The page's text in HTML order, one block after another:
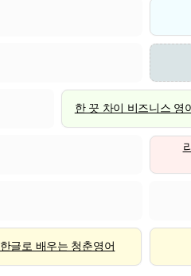
한 끗 차이 비즈니스 영
한글로 배우는 청춘영어